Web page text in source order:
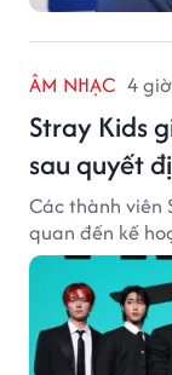
ÂM NHẠC 4
Stray Kids
sau quyết
Các thành viên
quan đến kế